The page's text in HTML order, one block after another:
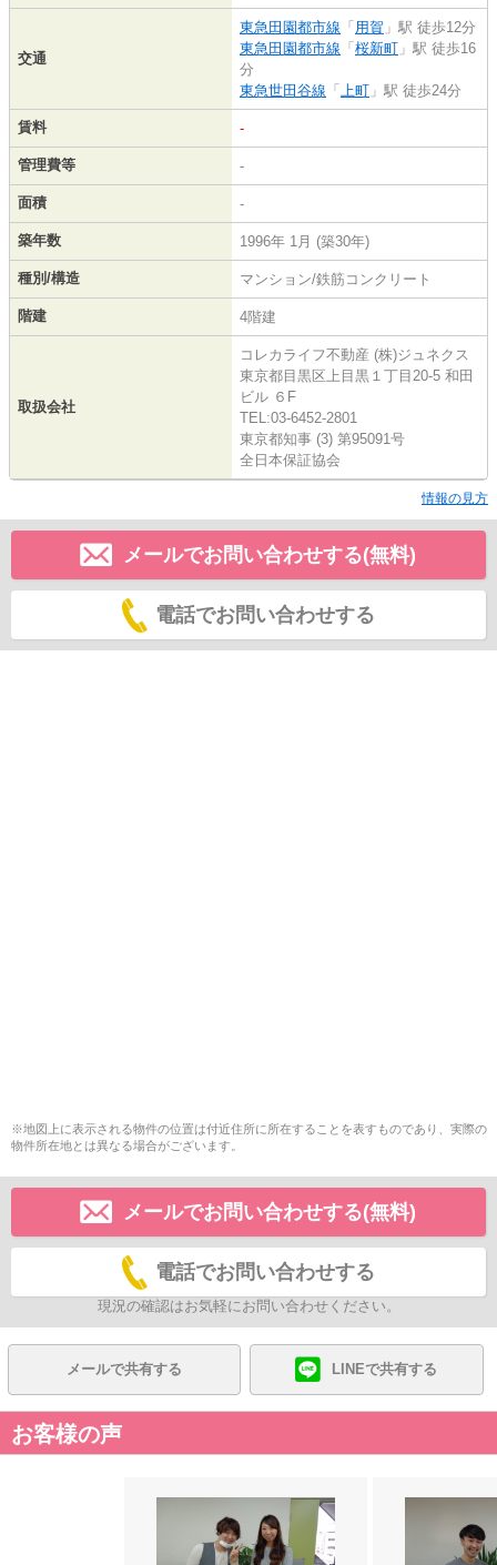
交通
東急田園都市線 「 用賀 」駅 徒歩12分
東急田園都市線 「 桜新町 」駅 徒歩16
分
東急世田谷線 「 上町 」駅 徒歩24分
賃料 -
管理費等 -
面積 -
築年数 1996年 1月 (築30年)
種別/構造 マンション/鉄筋コンクリート
階建 4階建
取扱会社
コレカライフ不動産 (株)ジュネクス
東京都目黒区上目黒１丁目20-5 和田
ビル ６F
TEL:03-6452-2801
東京都知事 (3) 第95091号
全日本保証協会
情報の見方
メールでお問い合わせする(無料)
電話でお問い合わせする
※地図上に表示される物件の位置は付近住所に所在することを表すものであり、実際の
物件所在地とは異なる場合がございます。
メールでお問い合わせする(無料)
電話でお問い合わせする
現況の確認はお気軽にお問い合わせください。
メールで共有する LINEで共有する
お客様の声